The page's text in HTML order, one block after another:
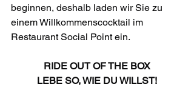
beginnen, deshalb laden wir Sie zu
einem Willkommenscocktail im
Restaurant Social Point ein.
RIDE OUT OF THE BOX
LEBE SO, WIE DU WILLST!